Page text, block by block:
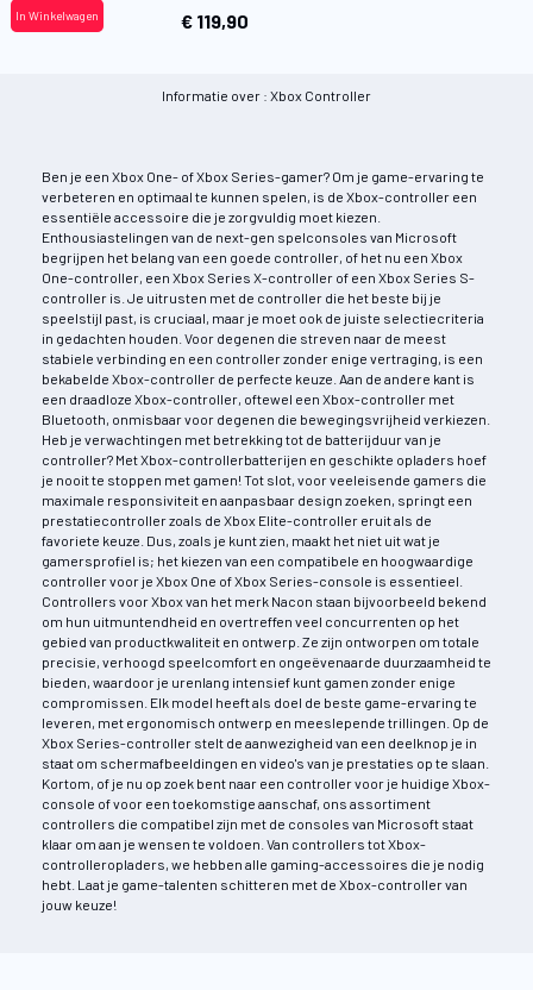
€ 119,90
In Winkelwagen
Informatie over : Xbox Controller
Ben je een Xbox One- of Xbox Series-gamer? Om je game-ervaring te
verbeteren en optimaal te kunnen spelen, is de Xbox-controller een
essentiële accessoire die je zorgvuldig moet kiezen.
Enthousiastelingen van de next-gen spelconsoles van Microsoft
begrijpen het belang van een goede controller, of het nu een Xbox
One-controller, een Xbox Series X-controller of een Xbox Series S-
controller is. Je uitrusten met de controller die het beste bij je
speelstijl past, is cruciaal, maar je moet ook de juiste selectiecriteria
in gedachten houden. Voor degenen die streven naar de meest
stabiele verbinding en een controller zonder enige vertraging, is een
bekabelde Xbox-controller de perfecte keuze. Aan de andere kant is
een draadloze Xbox-controller, oftewel een Xbox-controller met
Bluetooth, onmisbaar voor degenen die bewegingsvrijheid verkiezen.
Heb je verwachtingen met betrekking tot de batterijduur van je
controller? Met Xbox-controllerbatterijen en geschikte opladers hoef
je nooit te stoppen met gamen! Tot slot, voor veeleisende gamers die
maximale responsiviteit en aanpasbaar design zoeken, springt een
prestatiecontroller zoals de Xbox Elite-controller eruit als de
favoriete keuze. Dus, zoals je kunt zien, maakt het niet uit wat je
gamersprofiel is; het kiezen van een compatibele en hoogwaardige
controller voor je Xbox One of Xbox Series-console is essentieel.
Controllers voor Xbox van het merk Nacon staan bijvoorbeeld bekend
om hun uitmuntendheid en overtreffen veel concurrenten op het
gebied van productkwaliteit en ontwerp. Ze zijn ontworpen om totale
precisie, verhoogd speelcomfort en ongeëvenaarde duurzaamheid te
bieden, waardoor je urenlang intensief kunt gamen zonder enige
compromissen. Elk model heeft als doel de beste game-ervaring te
leveren, met ergonomisch ontwerp en meeslepende trillingen. Op de
Xbox Series-controller stelt de aanwezigheid van een deelknop je in
staat om schermafbeeldingen en video's van je prestaties op te slaan.
Kortom, of je nu op zoek bent naar een controller voor je huidige Xbox-
console of voor een toekomstige aanschaf, ons assortiment
controllers die compatibel zijn met de consoles van Microsoft staat
klaar om aan je wensen te voldoen. Van controllers tot Xbox-
controlleropladers, we hebben alle gaming-accessoires die je nodig
hebt. Laat je game-talenten schitteren met de Xbox-controller van
jouw keuze!